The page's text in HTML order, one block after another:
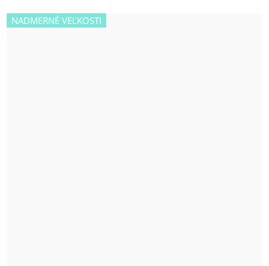
NADMERNÉ VEĽKOSTI